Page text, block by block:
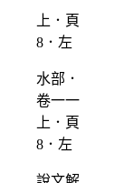
水部．
卷一一
上．頁
8．左